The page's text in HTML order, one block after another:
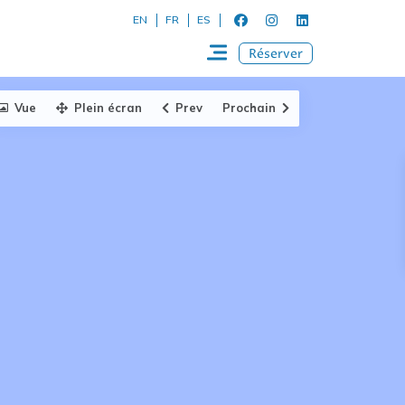
EN FR ES
Réserver
Vue Plein écran Prev Prochain